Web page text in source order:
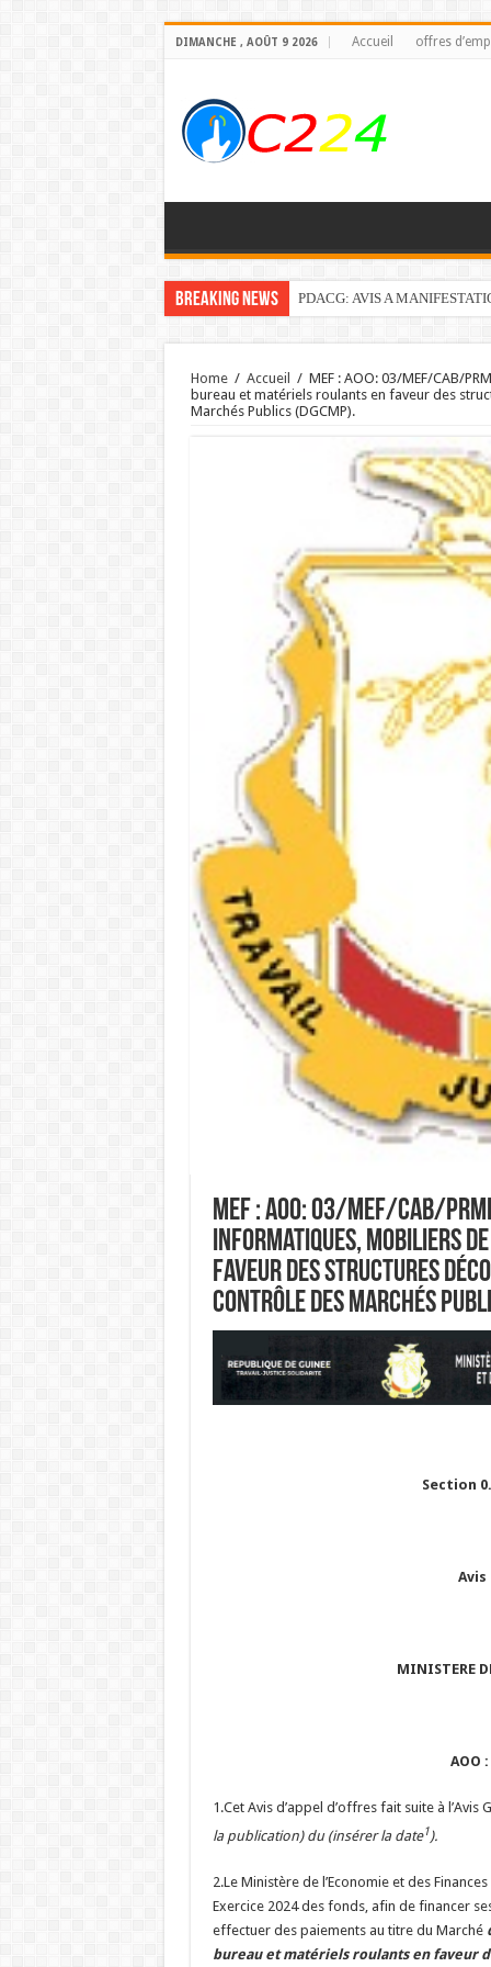
DIMANCHE , AOÛT 9 2026 Accueil offres
Breaking News PDACG: AVIS A
Home / Accueil / MEF : AOO: 03/MEF/CAB/
bureau et matériels roulants en faveur des
Marchés Publics (DGCMP).
MEF : AOO: 03/MEF/CAB/
informatiques, mobiliers
faveur des structures
Contrôle des Marchés
Section
Avis
MINISTERE
AOO
1.Cet Avis d’appel d’offres fait suite à
la publication) du (insérer la date1).
2.Le Ministère de l’Economie et des
Exercice 2024 des fonds, afin de financer
effectuer des paiements au titre du Marché
bureau et matériels roulants en faveur